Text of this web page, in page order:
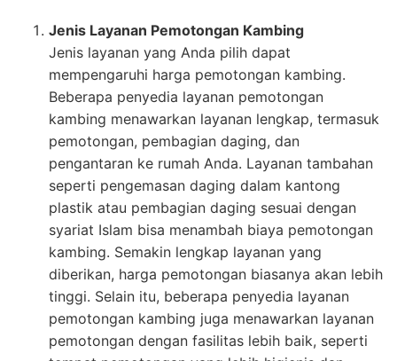
Jenis Layanan Pemotongan Kambing
Jenis layanan yang Anda pilih dapat
mempengaruhi harga pemotongan kambing.
Beberapa penyedia layanan pemotongan
kambing menawarkan layanan lengkap, termasuk
pemotongan, pembagian daging, dan
pengantaran ke rumah Anda. Layanan tambahan
seperti pengemasan daging dalam kantong
plastik atau pembagian daging sesuai dengan
syariat Islam bisa menambah biaya pemotongan
kambing. Semakin lengkap layanan yang
diberikan, harga pemotongan biasanya akan lebih
tinggi. Selain itu, beberapa penyedia layanan
pemotongan kambing juga menawarkan layanan
pemotongan dengan fasilitas lebih baik, seperti